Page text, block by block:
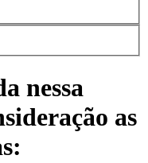
nessa
as